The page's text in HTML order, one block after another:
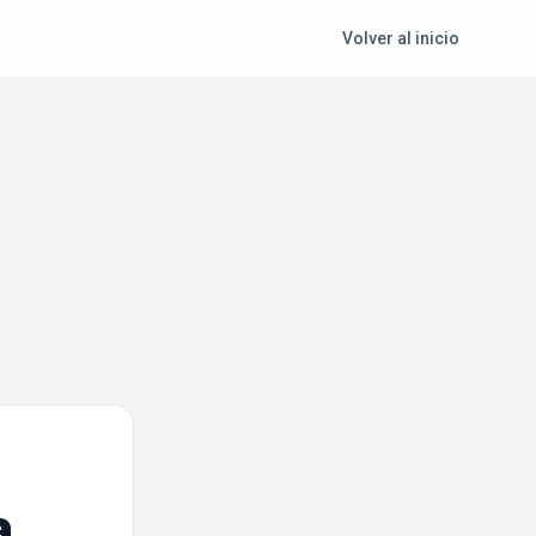
Volver al inicio